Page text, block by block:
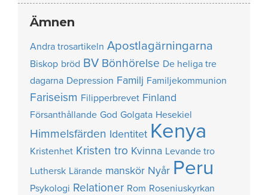
Ämnen
Andra trosartikeln Apostlagärningarna
Biskop bröd BV Bönhörelse De heliga tre
dagarna Depression Familj Familjekommunion
Fariseism Filipperbrevet Finland
Försanthållande God Golgata Hesekiel
Himmelsfärden Identitet Kenya
Kristenhet Kristen tro Kvinna Levande tro
Luthersk Lärande manskör Nyår Peru
Psykologi Relationer Rom Roseniuskyrkan